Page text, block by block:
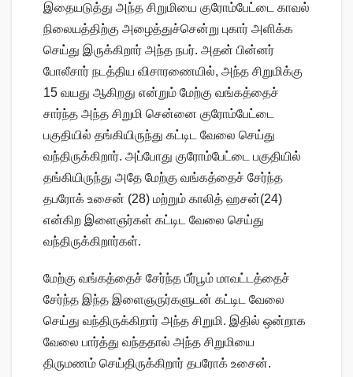
இதையடுத்து அந்த சிறுமியை குரோம்பேட்டை காவல்
நிலையத்திற்கு அழைத்துச்சென்று புகார் அளிக்க
செய்து இருக்கிறார் அந்த நபர். அதன் பின்னர்
போலீசார் நடத்திய விசாரணையில், அந்த சிறுமிக்கு
15 வயது ஆகிறது என்றும் மேற்கு வங்கத்தைச்
சார்ந்த அந்த சிறுமி சென்னை குரோம்பேட்டை
பகுதியில் தங்கியிருந்து கட்டிட வேலை செய்து
வந்திருக்கிறார். அப்போது குரோம்பேட்டை பகுதியில்
தங்கியிருந்து அதே மேற்கு வங்கத்தைச் சேர்ந்த
தபரோக் உசைன் (28) மற்றும் காலித் ஹசன்(24)
என்கிற இளைஞர்கள் கட்டிட வேலை செய்து
வந்திருக்கிறார்கள்.
மேற்கு வங்கத்தைச் சேர்ந்த பீர்பூம் மாவட்டத்தைச்
சேர்ந்த இந்த இளைஞருர்களுடன் கட்டிட வேலை
செய்து வந்திருக்கிறார் அந்த சிறுமி. இதில் ஒன்றாக
வேலை பார்த்து வந்ததால் அந்த சிறுமியை
திருமணம் செய்திருக்கிறார் தபரோக் உசைன்.